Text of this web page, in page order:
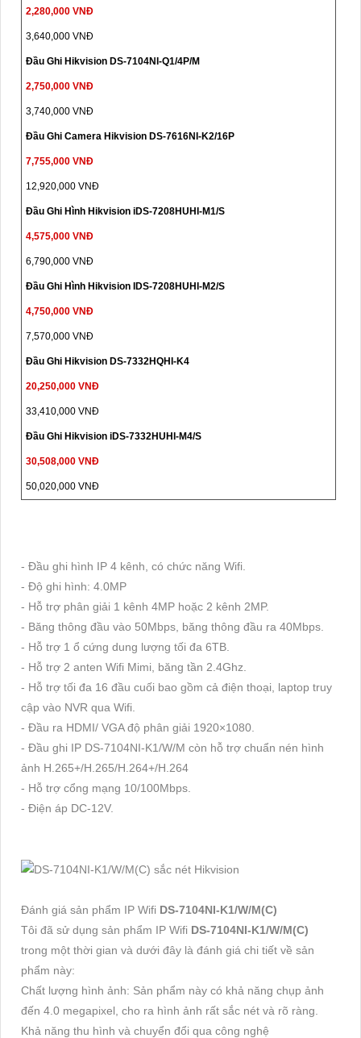
2,280,000 VNĐ
3,640,000 VNĐ
Đầu Ghi Hikvision DS-7104NI-Q1/4P/M
2,750,000 VNĐ
3,740,000 VNĐ
Đầu Ghi Camera Hikvision DS-7616NI-K2/16P
7,755,000 VNĐ
12,920,000 VNĐ
Đầu Ghi Hình Hikvision iDS-7208HUHI-M1/S
4,575,000 VNĐ
6,790,000 VNĐ
Đầu Ghi Hình Hikvision IDS-7208HUHI-M2/S
4,750,000 VNĐ
7,570,000 VNĐ
Đầu Ghi Hikvision DS-7332HQHI-K4
20,250,000 VNĐ
33,410,000 VNĐ
Đầu Ghi Hikvision iDS-7332HUHI-M4/S
30,508,000 VNĐ
50,020,000 VNĐ
- Đầu ghi hình IP 4 kênh, có chức năng Wifi.
- Độ ghi hình: 4.0MP
- Hỗ trợ phân giải 1 kênh 4MP hoặc 2 kênh 2MP.
- Băng thông đầu vào 50Mbps, băng thông đầu ra 40Mbps.
- Hỗ trợ 1 ổ cứng dung lượng tối đa 6TB.
- Hỗ trợ 2 anten Wifi Mimi, băng tần 2.4Ghz.
- Hỗ trợ tối đa 16 đầu cuối bao gồm cả điện thoại, laptop truy
cập vào NVR qua Wifi.
- Đầu ra HDMI/ VGA độ phân giải 1920×1080.
- Đầu ghi IP DS-7104NI-K1/W/M còn hỗ trợ chuẩn nén hình
ảnh H.265+/H.265/H.264+/H.264
- Hỗ trợ cổng mạng 10/100Mbps.
- Điện áp DC-12V.
Đánh giá sản phẩm IP Wifi DS-7104NI-K1/W/M(C)
Tôi đã sử dụng sản phẩm IP Wifi DS-7104NI-K1/W/M(C)
trong một thời gian và dưới đây là đánh giá chi tiết về sản
phẩm này:
Chất lượng hình ảnh: Sản phẩm này có khả năng chụp ảnh
đến 4.0 megapixel, cho ra hình ảnh rất sắc nét và rõ ràng.
Khả năng thu hình và chuyển đổi qua công nghệ